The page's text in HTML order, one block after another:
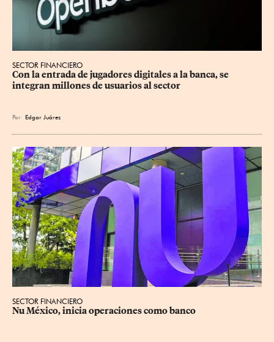
SECTOR FINANCIERO
Con la entrada de jugadores digitales a la banca, se
integran millones de usuarios al sector
Por Edgar Juárez
SECTOR FINANCIERO
Nu México, inicia operaciones como banco